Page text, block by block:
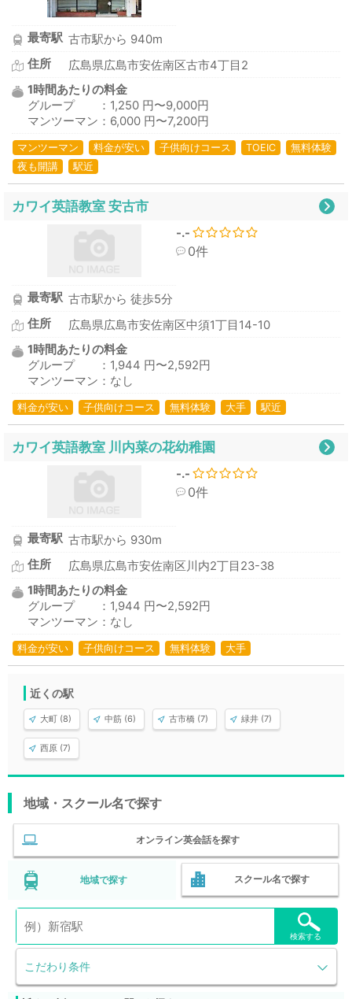
最寄駅 古市駅から 940m
住所
広島県広島市安佐南区古市4丁目2
1時間あたりの料金
グループ ：1,250 円〜9,000円
マンツーマン：6,000 円〜7,200円
マンツーマン 料金が安い 子供向けコース TOEIC
無料体験
夜も開講
駅近
カワイ英語教室 安古市
-.-
0件
最寄駅 古市駅から 徒歩5分
住所
広島県広島市安佐南区中須1丁目14-10
1時間あたりの料金
グループ ：1,944 円〜2,592円
マンツーマン：なし
料金が安い 子供向けコース 無料体験 大手 駅近
カワイ英語教室 川内菜の花幼稚園
-.-
0件
最寄駅 古市駅から 930m
住所
広島県広島市安佐南区川内2丁目23-38
1時間あたりの料金
グループ ：1,944 円〜2,592円
マンツーマン：なし
料金が安い 子供向けコース 無料体験 大手
近くの駅
大町 (8) 中筋 (6) 古市橋 (7) 緑井 (7)
西原 (7)
地域・スクール名で探す
オンライン英会話を探す
地域で探す スクール名で探す
こだわり条件
検索する